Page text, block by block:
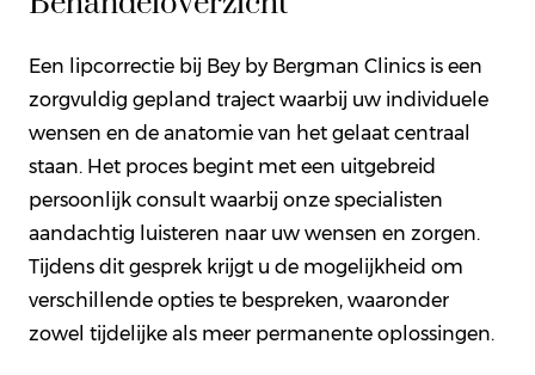
Een lipcorrectie bij Bey by Bergman Clinics is een
zorgvuldig gepland traject waarbij uw individuele
wensen en de anatomie van het gelaat centraal
staan. Het proces begint met een uitgebreid
persoonlijk consult waarbij onze specialisten
aandachtig luisteren naar uw wensen en zorgen.
Tijdens dit gesprek krijgt u de mogelijkheid om
verschillende opties te bespreken, waaronder
zowel tijdelijke als meer permanente oplossingen.